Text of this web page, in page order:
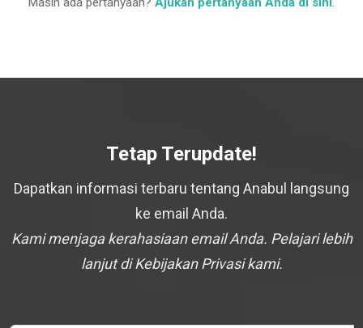
Tetap Terupdate!
Dapatkan informasi terbaru tentang Anabul langsung
ke email Anda.
Kami menjaga kerahasiaan email Anda. Pelajari lebih
lanjut di Kebijakan Privasi kami.